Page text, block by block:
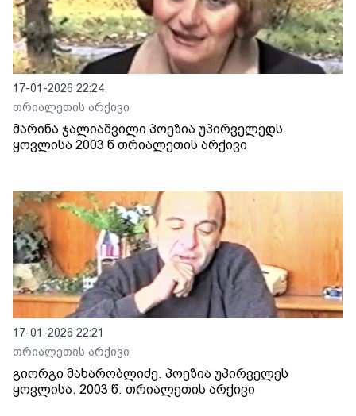
17-01-2026 22:24
თრიალეთის არქივი
მარინა ჯალიაშვილი პოეზია უპირველედს
ყოვლისა 2003 წ თრიალეთის არქივი
17-01-2026 22:21
თრიალეთის არქივი
გიორგი მახარობლიძე. პოეზია უპირველეს
ყოვლისა. 2003 წ. თრიალეთის არქივი